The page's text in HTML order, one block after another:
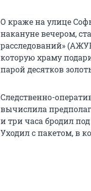
О краже на улице
накануне вечером,
расследований»
которую храму
парой десятков
Следственно-
вычислила
и три часа бродил
Уходил с пакетом, в